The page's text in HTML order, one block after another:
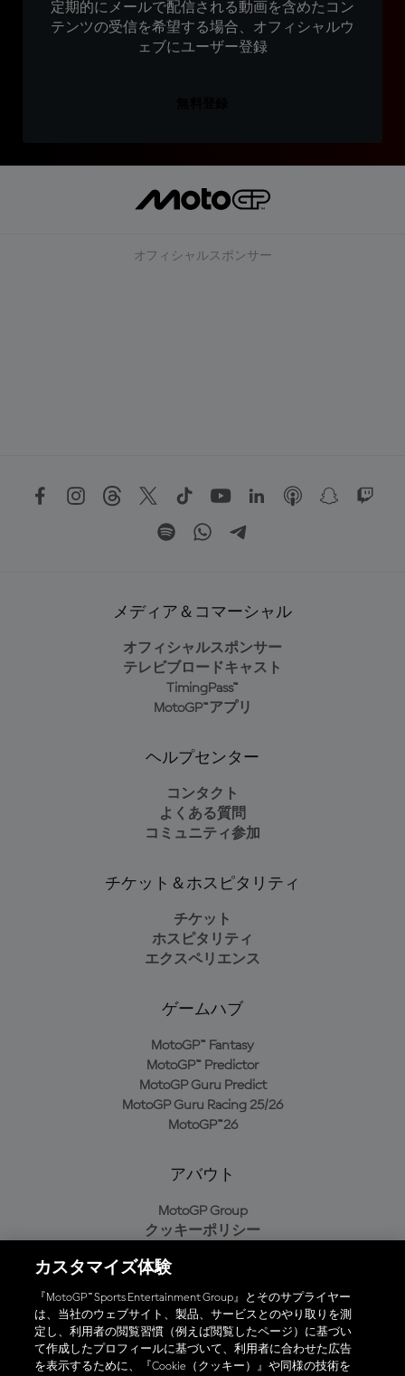
定期的にメールで配信される動画を含めたコン
テンツの受信を希望する場合、オフィシャルウ
ェブにユーザー登録
オフィシャルスポンサー
メディア＆コマーシャル
オフィシャルスポンサー
テレビブロードキャスト
TimingPass™
MotoGP™アプリ
ヘルプセンター
コンタクト
よくある質問
コミュニティ参加
チケット＆ホスピタリティ
チケット
ホスピタリティ
エクスペリエンス
ゲームハブ
MotoGP™ Fantasy
MotoGP™ Predictor
MotoGP Guru Predict
MotoGP Guru Racing 25/26
MotoGP™26
アバウト
MotoGP Group
クッキーポリシー
プライバシーポリシー
購入ポリシー
オフィシャルアプリ
カスタマイズ体験
『MotoGP™ Sports Entertainment Group』とそのサプライヤー
は、当社のウェブサイト、製品、サービスとのやり取りを測
定し、利用者の閲覧習慣（例えば閲覧したページ）に基づい
て作成したプロフィールに基づいて、利用者に合わせた広告
を表示するために、『Cookie（クッキー）』や同様の技術を